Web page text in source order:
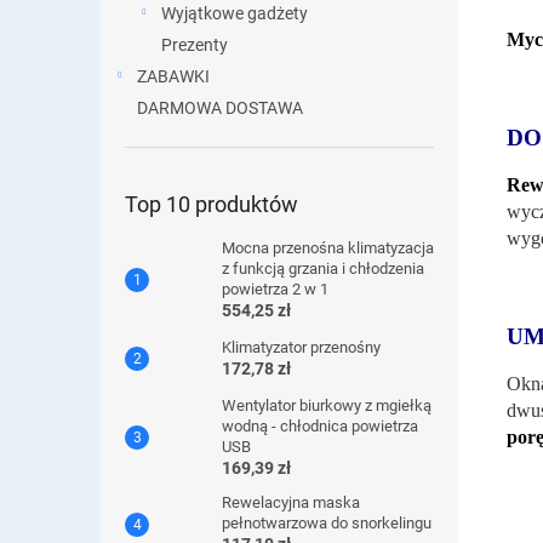
Wyjątkowe gadżety
Prezenty
ZABAWKI
DARMOWA DOSTAWA
Top 10 produktów
Mocna przenośna klimatyzacja
z funkcją grzania i chłodzenia
powietrza 2 w 1
554,25 zł
Klimatyzator przenośny
172,78 zł
Wentylator biurkowy z mgiełką
wodną - chłodnica powietrza
USB
169,39 zł
Rewelacyjna maska ​​
pełnotwarzowa do snorkelingu